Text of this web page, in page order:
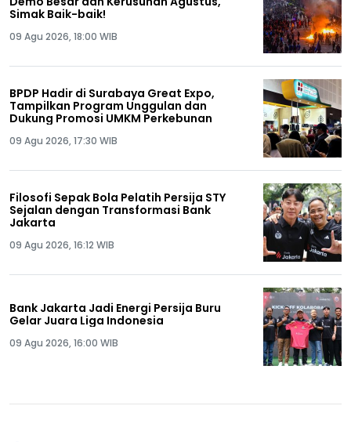
Simak Baik-baik!
09 Agu 2026, 18:00 WIB
BPDP Hadir di Surabaya Great Expo,
Tampilkan Program Unggulan dan
Dukung Promosi UMKM Perkebunan
09 Agu 2026, 17:30 WIB
Filosofi Sepak Bola Pelatih Persija STY
Sejalan dengan Transformasi Bank
Jakarta
09 Agu 2026, 16:12 WIB
Bank Jakarta Jadi Energi Persija Buru
Gelar Juara Liga Indonesia
09 Agu 2026, 16:00 WIB